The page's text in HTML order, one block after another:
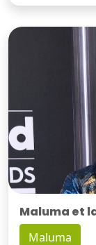
Maluma et
Maluma